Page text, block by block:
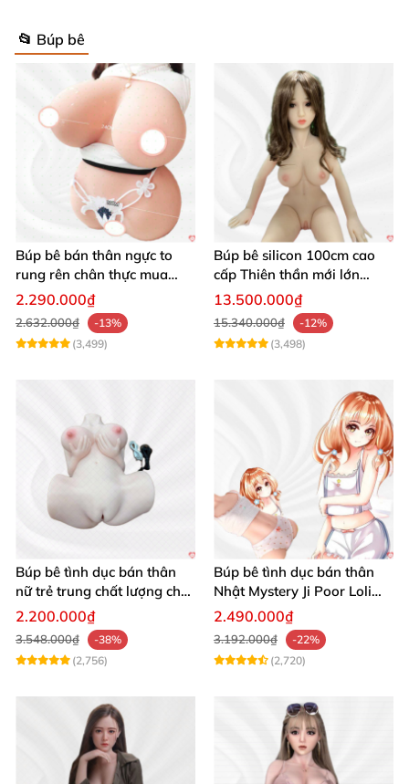
📂 Búp bê
Búp bê bán thân ngực to
rung rên chân thực mua
ngay
2.290.000₫
2.632.000₫
-13%
(3,499)
Búp bê silicon 100cm cao
cấp Thiên thần mới lớn
mượt mà mềm mại
13.500.000₫
15.340.000₫
-12%
(3,498)
Búp bê tình dục bán thân
nữ trẻ trung chất lượng chất
chơi
2.200.000₫
3.548.000₫
-38%
(2,756)
Búp bê tình dục bán thân
Nhật Mystery Ji Poor Loli
TPE 6kg siêu mềm mại
2.490.000₫
3.192.000₫
-22%
(2,720)